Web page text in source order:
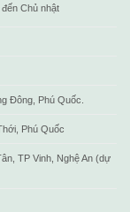
Chủ nhật
Đông, Phú Quốc.
Phú Quốc
TP Vinh, Nghệ An (dự